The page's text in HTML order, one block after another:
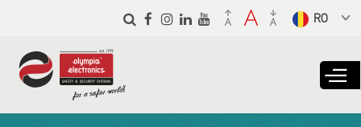
Skip to
main
from the
dropdown to
translate